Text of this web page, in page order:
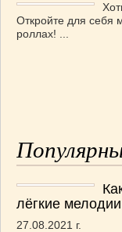
Откройте для себя
роллах! ...
лёгкие мелодии
27.08.2021 г.